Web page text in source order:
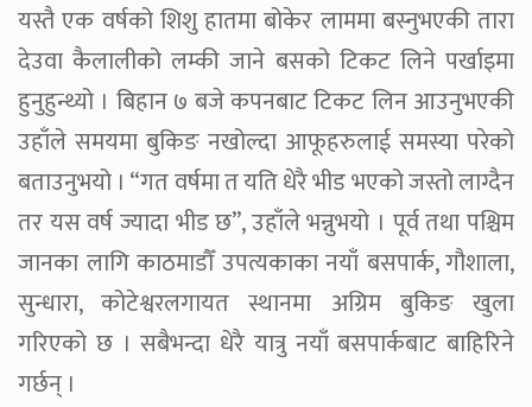
यस्तै एक वर्षको शिशु हातमा बोकेर लाममा बस्नुभएकी तारा
देउवा कैलालीको लम्की जाने बसको टिकट लिने पर्खाइमा
हुनुहुन्थ्यो । बिहान ७ बजे कपनबाट टिकट लिन आउनुभएकी
उहाँले समयमा बुकिङ नखोल्दा आफूहरुलाई समस्या परेको
बताउनुभयो । “गत वर्षमा त यति धेरै भीड भएको जस्तो लाग्दैन
तर यस वर्ष ज्यादा भीड छ”, उहाँले भन्नुभयो । पूर्व तथा पश्चिम
जानका लागि काठमाडौँ उपत्यकाका नयाँ बसपार्क, गौशाला,
सुन्धारा, कोटेश्वरलगायत स्थानमा अग्रिम बुकिङ खुला
गरिएको छ । सबैभन्दा धेरै यात्रु नयाँ बसपार्कबाट बाहिरिने
गर्छन् ।